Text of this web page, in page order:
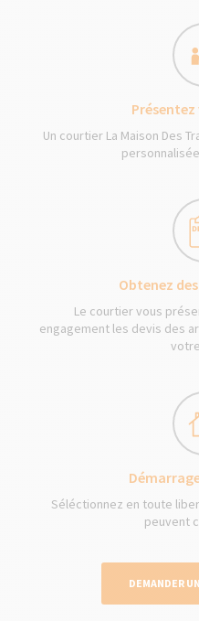
Un courtier La Maison Des
Obtenez
Le courtier vous
engagement les devis des
Séléctionnez en toute
peuvent
DEMANDER